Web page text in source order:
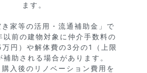
ます。
家等の活用・流通補助金」で
前の建物対象に仲介手数料の
円）や解体費の3分の1（上限
助される場合があります。
入後のリノベーション費用を